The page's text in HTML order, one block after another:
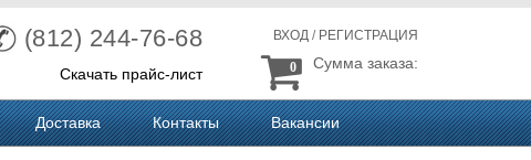
(812) 244-76-68
Скачать прайс-лист
ВХОД / РЕГИСТРАЦИЯ
Сумма заказа:
0
Доставка Контакты Вакансии